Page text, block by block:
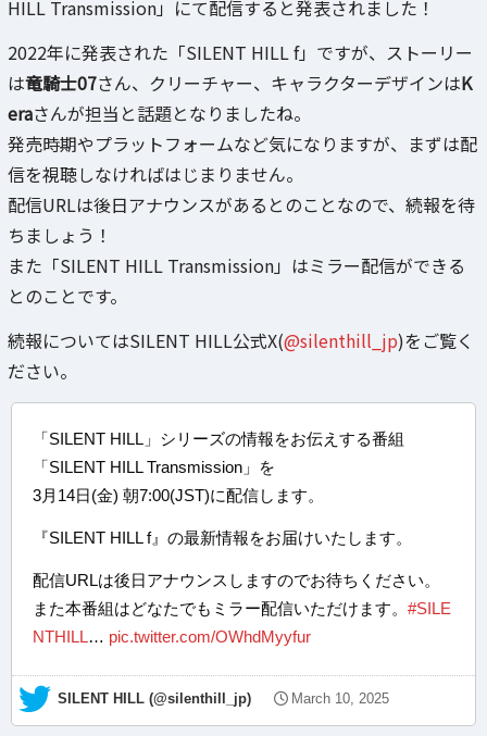
HILL Transmission」にて配信すると発表されました！
2022年に発表された「SILENT HILL f」ですが、ストーリー
は竜騎士07さん、クリーチャー、キャラクターデザインはK
eraさんが担当と話題となりましたね。
発売時期やプラットフォームなど気になりますが、まずは配
信を視聴しなければはじまりません。
配信URLは後日アナウンスがあるとのことなので、続報を待
ちましょう！
また「SILENT HILL Transmission」はミラー配信ができる
とのことです。
続報についてはSILENT HILL公式X(@silenthill_jp)をご覧く
ださい。
「SILENT HILL」シリーズの情報をお伝えする番組
「SILENT HILL Transmission」を
3月14日(金) 朝7:00(JST)に配信します。
『SILENT HILL f』の最新情報をお届けいたします。
配信URLは後日アナウンスしますのでお待ちください。
また本番組はどなたでもミラー配信いただけます。 #SILE
NTHILL… pic.twitter.com/OWhdMyyfur
— SILENT HILL (@silenthill_jp) March 10, 2025